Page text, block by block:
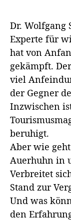
Dr. Wolfgang
Experte für
hat von
gekämpft.
viel
der Gegner
Inzwischen
beruhigt.
Aber wie
Auerhuhn in
Verbreitet
Stand zur
Und was
den